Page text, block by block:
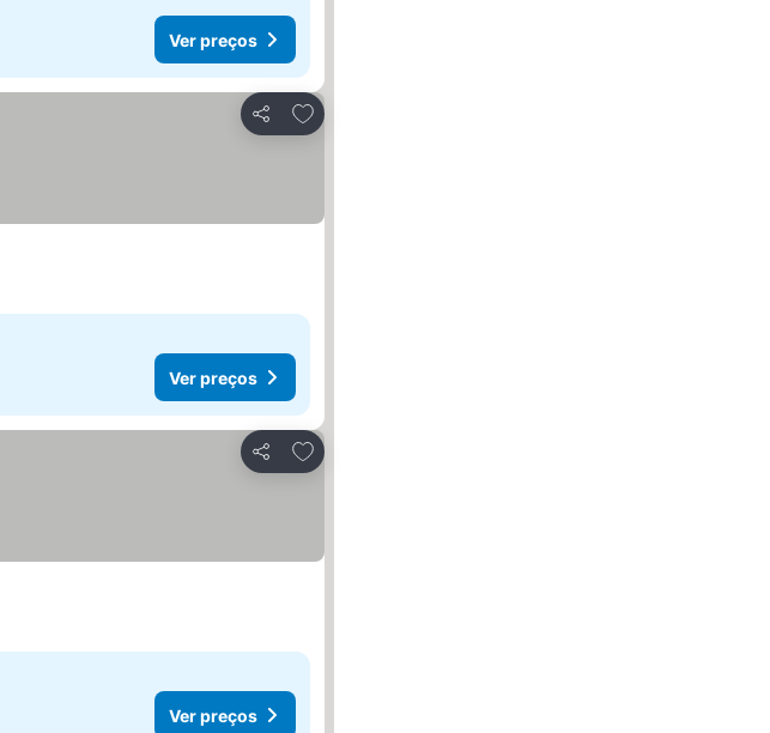
Ver preços
Partilhar
Adicionar aos favoritos
Ver preços
Partilhar
Adicionar aos favoritos
Ver preços